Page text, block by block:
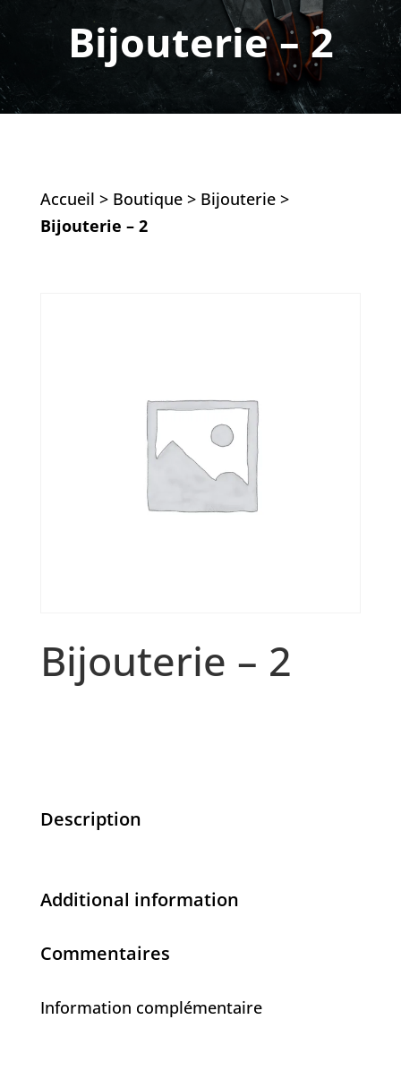
Bijouterie – 2
Accueil > Boutique> Bijouterie>
Bijouterie – 2
Bijouterie – 2
Description
Additional information
Commentaires
Information complémentaire